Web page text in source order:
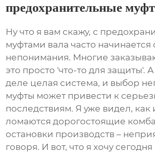
предохранительные
Ну что я вам скажу, с
муфтами вала часто начинается
непонимания. Многие
это просто 'что-то для защиты'.
деле целая система, и выбор
муфты может привести к
последствиям. Я уже видел, как
ломаются дорогостоящие
остановки производств –
говоря. И вот, что я хочу сегодня